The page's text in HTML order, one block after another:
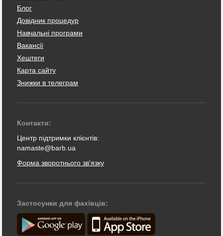
Блог
Довідник процедур
Навчальні програми
Вакансії
Хештеги
Карта сайту
Знижки в телеграм
Контакти:
Центр підтримки клієнтів:
namaste@barb.ua
Форма зворотнього зв'язку
Застосунки для фахівців: